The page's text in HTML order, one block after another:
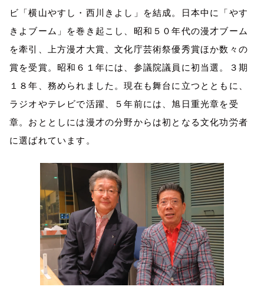
ビ「横山やすし・西川きよし」を結成。日本中に「やす
きよブーム」を巻き起こし、昭和５０年代の漫才ブーム
を牽引、上方漫才大賞、文化庁芸術祭優秀賞ほか数々の
賞を受賞。昭和６１年には、参議院議員に初当選。３期
１８年、務められました。現在も舞台に立つとともに、
ラジオやテレビで活躍、５年前には、旭日重光章を受
章。おととしには漫才の分野からは初となる文化功労者
に選ばれています。